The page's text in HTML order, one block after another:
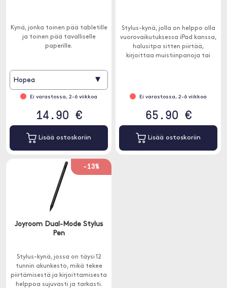
Kynä, jonka toinen pää tabletille
ja toinen pää tavalliselle
paperille.
Hopea ▾
Ei varastossa, 2-6 viikkoa
14.90 €
Lisää ostoskoriin
Stylus-kynä, jolla on helppo olla
vuorovaikutuksessa iPad kanssa,
halusitpa sitten piirtää,
kirjoittaa muistiinpanoja tai
Ei varastossa, 2-6 viikkoa
65.90 €
Lisää ostoskoriin
-13%
Joyroom Dual-Mode Stylus
Pen
Stylus-kynä, jossa on täysi 12
tunnin akunkesto, mikä tekee
piirtämisestä ja kirjoittamisesta
helppoa sujuvasti ja tarkasti.